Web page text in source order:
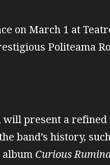
on March 1 at
Politeama
will present a
band’s history,
Curious